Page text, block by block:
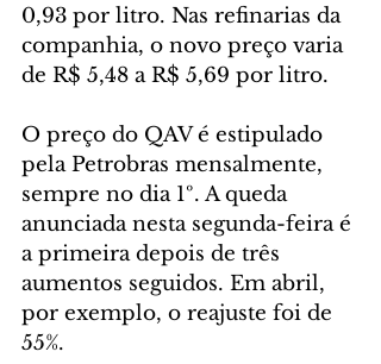
0,93 por litro. Nas refinarias da
companhia, o novo preço varia
de R$ 5,48 a R$ 5,69 por litro.
O preço do QAV é estipulado
pela Petrobras mensalmente,
sempre no dia 1º. A queda
anunciada nesta segunda-feira é
a primeira depois de três
aumentos seguidos. Em abril,
por exemplo, o reajuste foi de
55%.